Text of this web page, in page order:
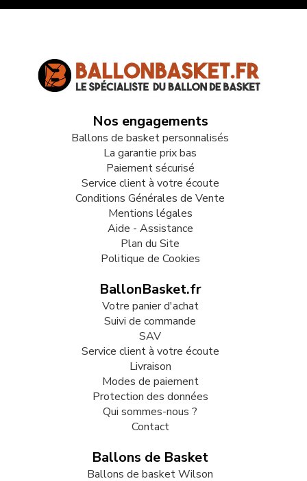
Nos engagements
Ballons de basket personnalisés
La garantie prix bas
Paiement sécurisé
Service client à votre écoute
Conditions Générales de Vente
Mentions légales
Aide - Assistance
Plan du Site
Politique de Cookies
BallonBasket.fr
Votre panier d'achat
Suivi de commande
SAV
Service client à votre écoute
Livraison
Modes de paiement
Protection des données
Qui sommes-nous ?
Contact
Ballons de Basket
Ballons de basket Wilson